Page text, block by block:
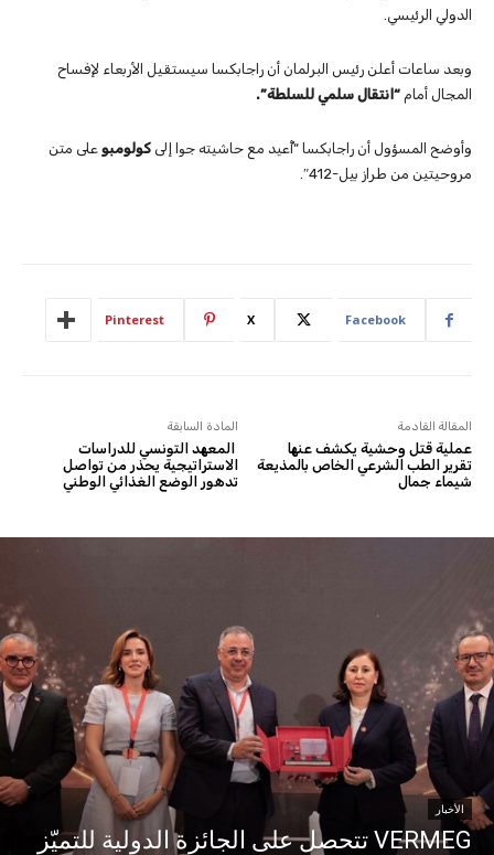
الدولي الرئيسي.
وبعد ساعات أعلن رئيس البرلمان أن راجابكسا سيستقيل الأربعاء لإفساح
المجال أمام “انتقال سلمي للسلطة”.
وأوضح المسؤول أن راجابكسا “أُعيد مع حاشيته جوا إلى كولومبو على متن
مروحيتين من طراز بيل-412″.
Facebook
X
Pinterest
المادة السابقة
المعهد التونسي للدراسات
الاستراتيجية يحذر من تواصل
تدهور الوضع الغذائي الوطني
المقالة القادمة
عملية قتل وحشية يكشف عنها
تقرير الطب الشرعي الخاص بالمذيعة
شيماء جمال
الأخبار
VERMEG تتحصل على الجائزة الدولية للتميّز